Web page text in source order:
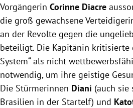
Vorgängerin Corinne Diacre
die groß gewachsene
an der Revolte gegen die
beteiligt. Die Kapitänin kritisierte
System“ als nicht
notwendig, um ihre geistige
Die Stürmerinnen Diani (auch sie
Brasilien in der Startelf) und